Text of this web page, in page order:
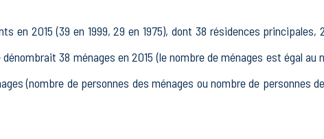
en 2015 (39 en 1999, 29 en 1975), dont 38 résidences
38 ménages en 2015 (le nombre de ménages est égal au
(nombre de personnes des ménages ou nombre de personnes